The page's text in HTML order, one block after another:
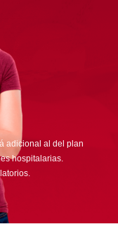
adicional al del plan
hospitalarias.